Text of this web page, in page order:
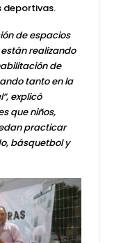
deportivas.
de espacios
realizando
de
tanto en la
explicó
que niños,
practicar
básquetbol y